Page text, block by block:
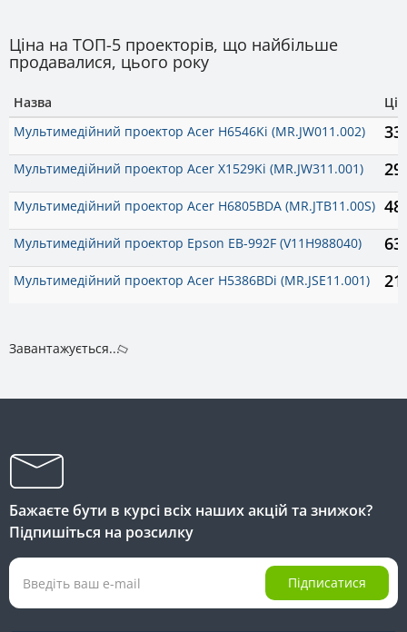
Ціна на ТОП-5 проекторів, що найбільше
продавалися, цього року
Назва
Мультимедійний проектор Acer H6546Ki (MR.JW011.002)
33
Мультимедійний проектор Acer X1529Ki (MR.JW311.001) 29
Мультимедійний проектор Acer H6805BDA (MR.JTB11.00S) 48
Мультимедійний проектор Epson EB-992F (V11H988040) 63
Мультимедійний проектор Acer H5386BDi (MR.JSE11.001) 21
Завантажується...
Бажаєте бути в курсі всіх наших акцій та знижок?
Підпишіться на розсилку
Підписатися